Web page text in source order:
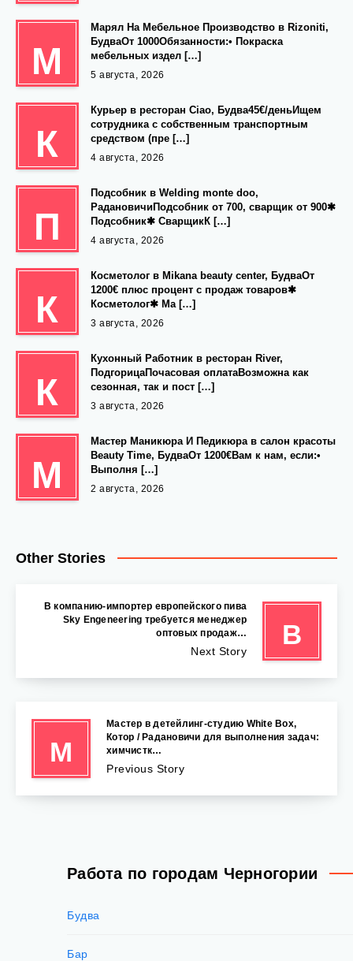
М
Марял На Мебельное Производство в Rizoniti,
БудваОт 1000Обязанности:• Покраска
мебельных издел […]
5 августа, 2026
К
Курьер в ресторан Ciao, Будва45€/деньИщем
сотрудника с собственным транспортным
средством (пре […]
4 августа, 2026
П
Подсобник в Welding monte doo,
РадановичиПодсобник от 700, сварщик от 900✱
Подсобник✱ СварщикК […]
4 августа, 2026
К
Косметолог в Mikana beauty center, БудваОт
1200€ плюс процент с продаж товаров✱
Косметолог✱ Ма […]
3 августа, 2026
К
Кухонный Работник в ресторан River,
ПодгорицаПочасовая оплатаВозможна как
сезонная, так и пост […]
3 августа, 2026
М
Мастер Маникюра И Педикюра в салон красоты
Beauty Time, БудваОт 1200€Вам к нам, если:•
Выполня […]
2 августа, 2026
Other Stories
В
В компанию-импортер европейского пива
Sky Engeneering требуется менеджер
оптовых продаж…
Next Story
М
Мастер в детейлинг-студию White Box,
Котор / Радановичи для выполнения задач:
химчистк…
Previous Story
Работа по городам Черногории
Будва
Бар